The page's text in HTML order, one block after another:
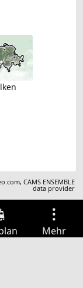
,CAMS ENSEMBLE
data provider
Mehr